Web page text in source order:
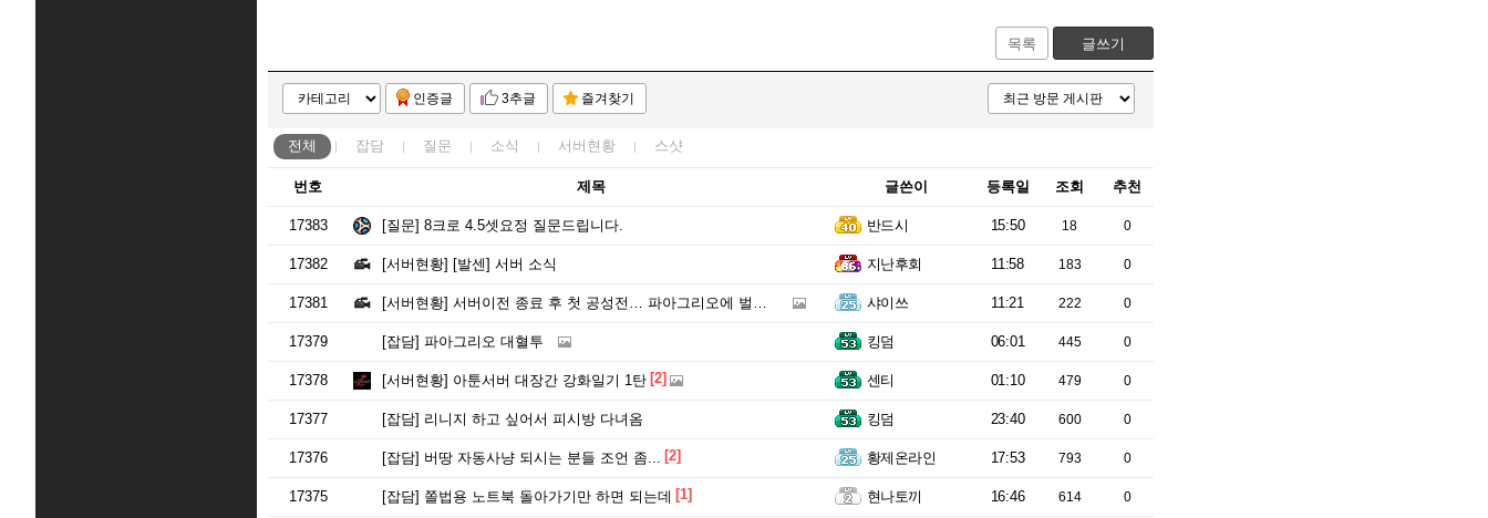
목록 글쓰기
인증글 3추글 즐겨찾기
전체 잡담 질문 소식 서버현황 스샷
번호 제목 글쓴이 등록일 조회 추천
17383 [질문] 8크로 4.5셋요정 질문드립니다. 반드시 15:50 18 0
17382 [서버현황] [발센] 서버 소식 지난후회 11:58 183 0
17381 [서버현황] 서버이전 종료 후 첫 공성전… 파아그리오에 벌어진 9시간의 전초전 샤이쓰 11:21 222 0
17379 [잡담] 파아그리오 대혈투 킹덤 06:01 445 0
17378 [서버현황] 아툰서버 대장간 강화일기 1탄 [2] 센티 01:10 479 0
17377 [잡담] 리니지 하고 싶어서 피시방 다녀옴 킹덤 23:40 600 0
17376 [잡담] 버땅 자동사냥 되시는 분들 조언 좀... [2] 황제온라인 17:53 793 0
17375 [잡담] 쫄법용 노트북 돌아가기만 하면 되는데 [1] 현나토끼 16:46 614 0